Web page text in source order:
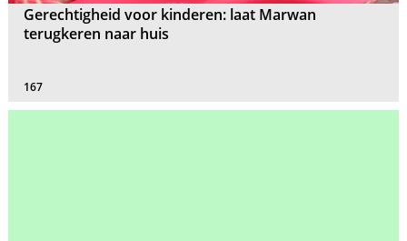
Gerechtigheid voor kinderen: laat Marwan
terugkeren naar huis
167